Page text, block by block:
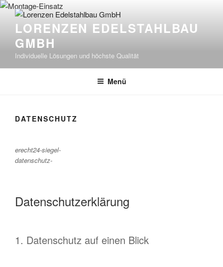
Zum
Inhalt
springenLORENZEN EDELSTAHLBAU
GMBH
Individuelle Lösungen und höchste Qualität
Menü
DATENSCHUTZ
erecht24-siegel-
datenschutz-
Datenschutz­erklärung
1. Datenschutz auf einen Blick